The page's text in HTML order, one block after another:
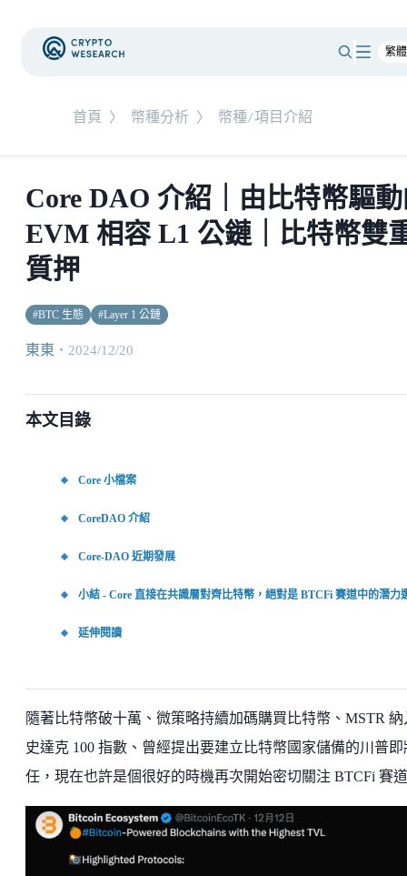
首頁 〉 幣種分析 〉 幣種/項目介紹
Core DAO 介紹｜由比特幣驅
EVM 相容 L1 公鏈｜比特幣雙
質押
#BTC 生態 #Layer 1 公鏈
東東 ・ 2024/12/20
本文目錄
Core 小檔案
CoreDAO 介紹
Core-DAO 近期發展
小結 - Core 直接在共識層對齊比特幣，絕對是 BTCFi 賽道中的潛力
延伸閱讀
隨著比特幣破十萬、微策略持續加碼購買比特幣、MSTR 納
史達克 100 指數、曾經提出要建立比特幣國家儲備的川普即
任，現在也許是個很好的時機再次開始密切關注 BTCFi 賽